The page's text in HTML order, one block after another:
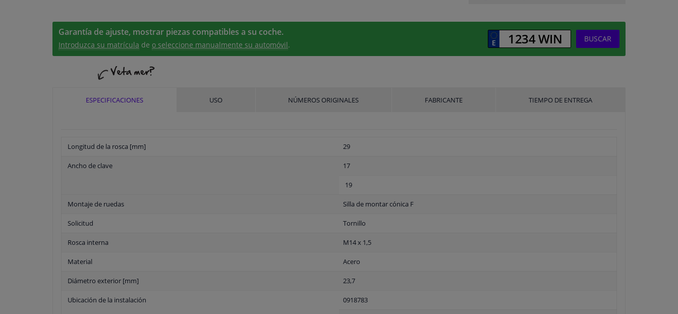
Garantía de ajuste, mostrar piezas compatibles a su coche.
Introduzca su matrícula de o seleccione manualmente su automóvil.
BUSCAR
ESPECIFICACIONES USO NÚMEROS ORIGINALES FABRICANTE TIEMPO DE ENTREGA
Longitud de la rosca [mm] 29
Ancho de clave 17
19
Montaje de ruedas Silla de montar cónica F
Solicitud Tornillo
Rosca interna M14 x 1,5
Material Acero
Diámetro exterior [mm] 23,7
Ubicación de la instalación 0918783